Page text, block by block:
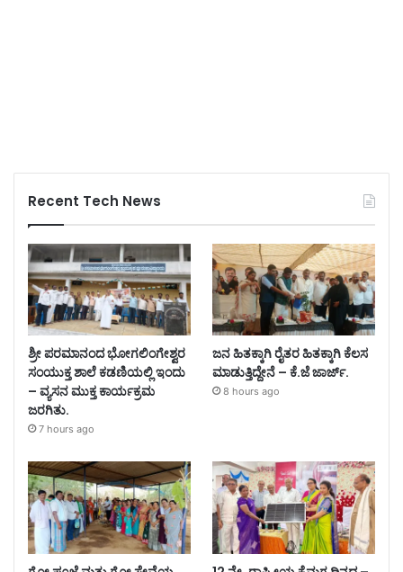
Recent Tech News
ಶ್ರೀ ಪರಮಾನಂದ ಭೋಗಲಿಂಗೇಶ್ವರ
ಸಂಯುಕ್ತ ಶಾಲೆ ಕಡಣಿಯಲ್ಲಿ ಇಂದು
– ವ್ಯಸನ ಮುಕ್ತ ಕಾರ್ಯಕ್ರಮ
ಜರಗಿತು.
7 hours ago
ಜನ ಹಿತಕ್ಕಾಗಿ ರೈತರ ಹಿತಕ್ಕಾಗಿ ಕೆಲಸ
ಮಾಡುತ್ತಿದ್ದೇನೆ – ಕೆ.ಜೆ ಜಾರ್ಜ್.
8 hours ago